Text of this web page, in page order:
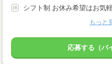
シフト制 お休み希望はお気
もっと
応募する（バ